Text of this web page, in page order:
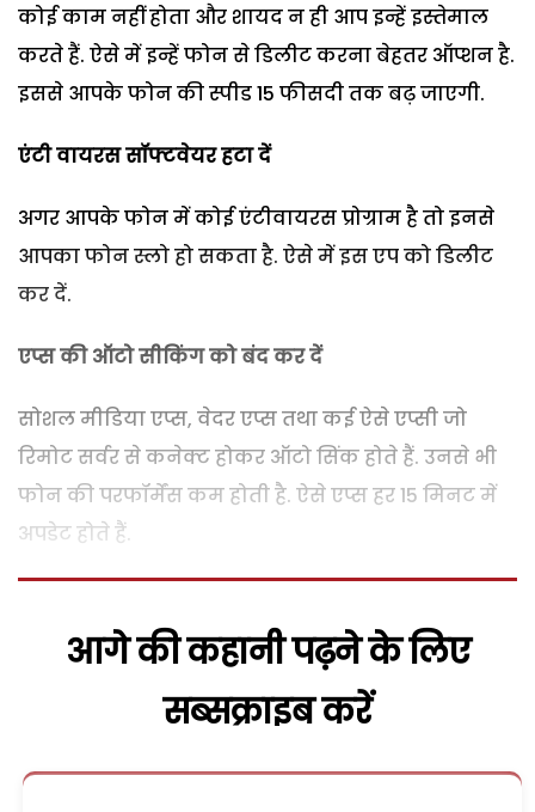
कोई काम नहीं होता और शायद न ही आप इन्हें इस्तेमाल
करते हैं. ऐसे में इन्हें फोन से डिलीट करना बेहतर ऑप्शन है.
इससे आपके फोन की स्पीड 15 फीसदी तक बढ़ जाएगी.
एंटी वायरस सॉफ्टवेयर हटा दें
अगर आपके फोन में कोई एंटीवायरस प्रोग्राम है तो इनसे
आपका फोन स्लो हो सकता है. ऐसे में इस एप को डिलीट
कर दें.
एप्स की ऑटो सीकिंग को बंद कर दें
सोशल मीडिया एप्स, वेदर एप्स तथा कई ऐसे एप्सी जो
रिमोट सर्वर से कनेक्ट होकर ऑटो सिंक होते हैं. उनसे भी
फोन की परफॉर्मेंस कम होती है. ऐसे एप्स हर 15 मिनट में
अपडेट होते हैं.
आगे की कहानी पढ़ने के लिए
सब्सक्राइब करें